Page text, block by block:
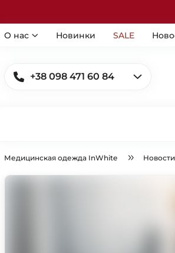
О нас Новинки SALE
+38 098 471 60 84
Медицинская одежда InWhite Новости